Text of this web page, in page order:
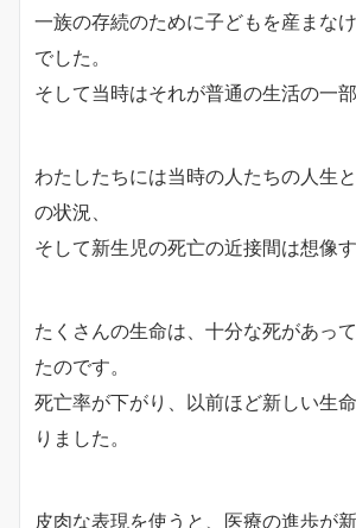
一族の存続のために子どもを産まな
でした。
そして当時はそれが普通の生活の一部
わたしたちには当時の人たちの人生
の状況、
そして新生児の死亡の近接間は想像す
たくさんの生命は、十分な死があっ
たのです。
死亡率が下がり、以前ほど新しい生
りました。
皮肉な表現を使うと、医療の進歩が